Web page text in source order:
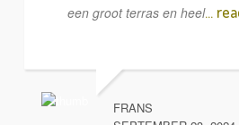
een groot terras en heel...
FRANS